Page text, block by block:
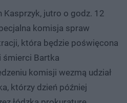
Kasprzyk, jutro o godz. 12
komisja spraw
która będzie poświęcona
śmierci Bartka
komisji wezmą udział
którzy dzień później